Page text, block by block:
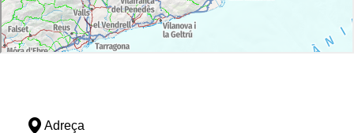
Adreça